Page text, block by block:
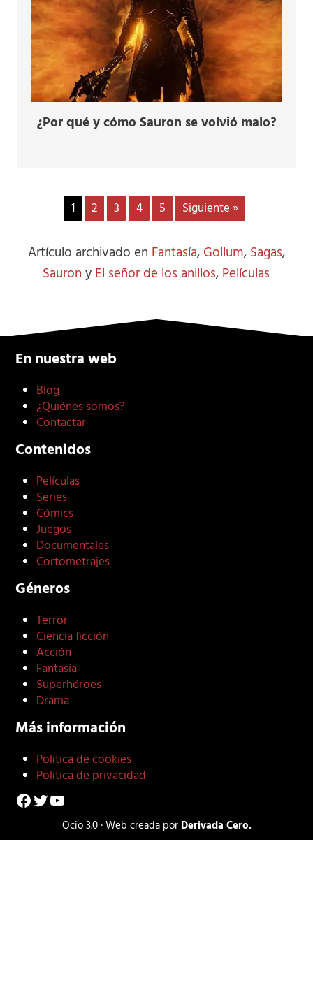
¿Por qué y cómo Sauron se volvió malo?
1 2 3 4 5 Siguiente »
Artículo archivado en Fantasía, Gollum, Sagas,
Sauron y El señor de los anillos, Películas
En nuestra web
Blog
¿Quiénes somos?
Contactar
Contenidos
Películas
Series
Cómics
Juegos
Documentales
Cortometrajes
Géneros
Terror
Ciencia ficción
Acción
Fantasía
Superhéroes
Drama
Más información
Política de cookies
Política de privacidad
Facebook
Twitter
YouTube
Ocio 3.0 · Web creada por Derivada Cero.